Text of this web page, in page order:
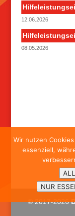
12.06.2026
08.05.2026
© 2017-2026
Wir nutzen
essenziell,
NUR